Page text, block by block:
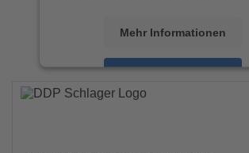
Mehr Informationen
Akzeptieren
powered by